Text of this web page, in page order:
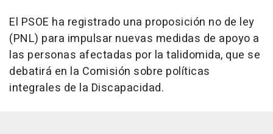
El PSOE ha registrado una proposición no de ley
(PNL) para impulsar nuevas medidas de apoyo a
las personas afectadas por la talidomida, que se
debatirá en la Comisión sobre políticas
integrales de la Discapacidad.